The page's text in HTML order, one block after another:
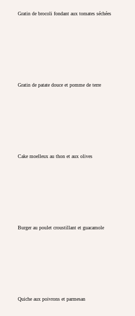
Gratin de brocoli fondant aux tomates séchées
Gratin de patate douce et pomme de terre
Cake moelleux au thon et aux olives
Burger au poulet croustillant et guacamole
Quiche aux poivrons et parmesan